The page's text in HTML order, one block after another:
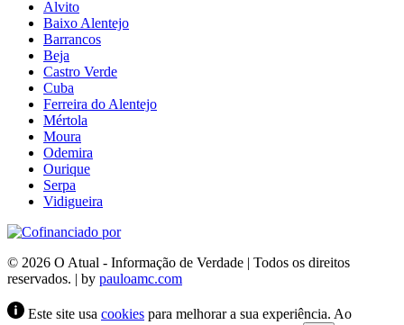
Alvito
Baixo Alentejo
Barrancos
Beja
Castro Verde
Cuba
Ferreira do Alentejo
Mértola
Moura
Odemira
Ourique
Serpa
Vidigueira
© 2026 O Atual - Informação de Verdade | Todos os direitos
reservados. | by pauloamc.com
Este site usa cookies para melhorar a sua experiência. Ao